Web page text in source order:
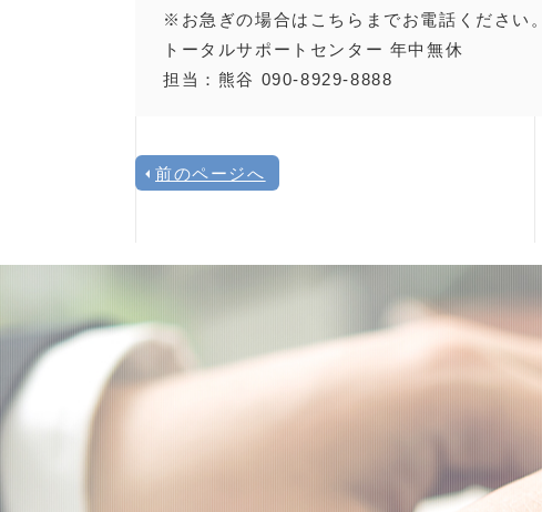
※お急ぎの場合はこちらまでお電話ください。
トータルサポートセンター 年中無休
担当：熊谷 090-8929-8888
前のページへ